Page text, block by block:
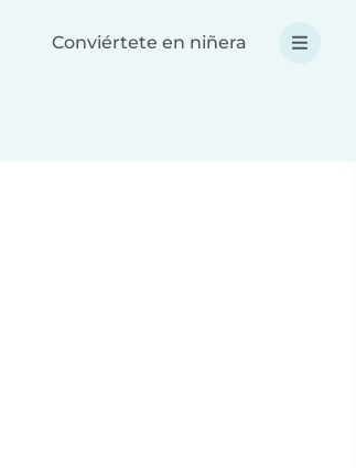
Conviértete en niñera